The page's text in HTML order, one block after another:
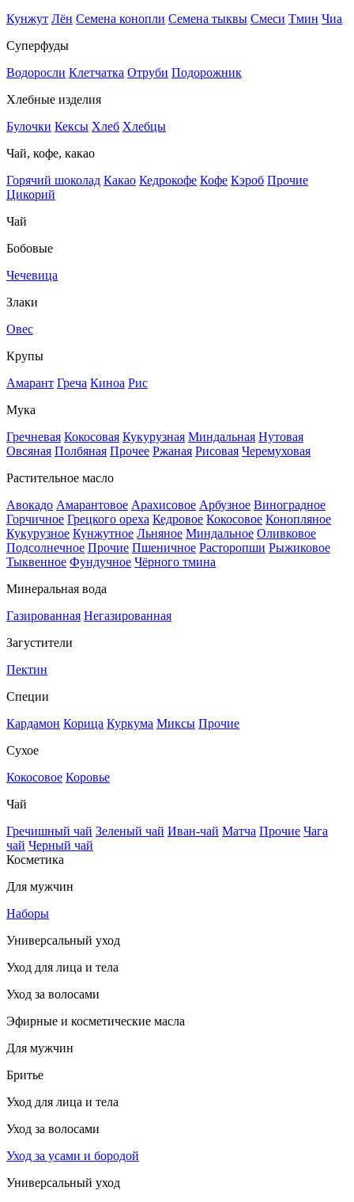
Кунжут Лён Семена конопли Семена тыквы Смеси Тмин Чиа
Суперфуды
Водоросли Клетчатка Отруби Подорожник
Хлебные изделия
Булочки Кексы Хлеб Хлебцы
Чай, кофе, какао
Горячий шоколад Какао Кедрокофе Кофе Кэроб Прочие
Цикорий
Чай
Бобовые
Чечевица
Злаки
Овес
Крупы
Амарант Греча Киноа Рис
Мука
Гречневая Кокосовая Кукурузная Миндальная Нутовая
Овсяная Полбяная Прочее Ржаная Рисовая Черемуховая
Растительное масло
Авокадо Амарантовое Арахисовое Арбузное Виноградное
Горчичное Грецкого ореха Кедровое Кокосовое Конопляное
Кукурузное Кунжутное Льняное Миндальное Оливковое
Подсолнечное Прочие Пшеничное Расторопши Рыжиковое
Тыквенное Фундучное Чёрного тмина
Минеральная вода
Газированная Негазированная
Загустители
Пектин
Специи
Кардамон Корица Куркума Миксы Прочие
Сухое
Кокосовое Коровье
Чай
Гречишный чай Зеленый чай Иван-чай Матча Прочие Чага
чай Черный чай
Косметика
Для мужчин
Наборы
Универсальный уход
Уход для лица и тела
Уход за волосами
Эфирные и косметические масла
Для мужчин
Бритье
Уход для лица и тела
Уход за волосами
Уход за усами и бородой
Универсальный уход